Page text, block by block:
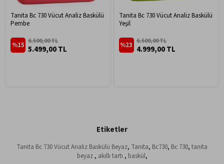
Tanita Bc 730 Vücut Analiz Baskülü
Pembe
5.499,00 TL
6.500,00 TL
%15
Tanita Bc 730 Vücut Analiz Baskülü
Yeşil
4.999,00 TL
6.500,00 TL
%23
Etiketler
Tanita Bc 730 Vücut Analiz Baskülü Beyaz, Tanita, Bc730, Bc 730, tanita
beyaz , akıllı tartı , baskül,